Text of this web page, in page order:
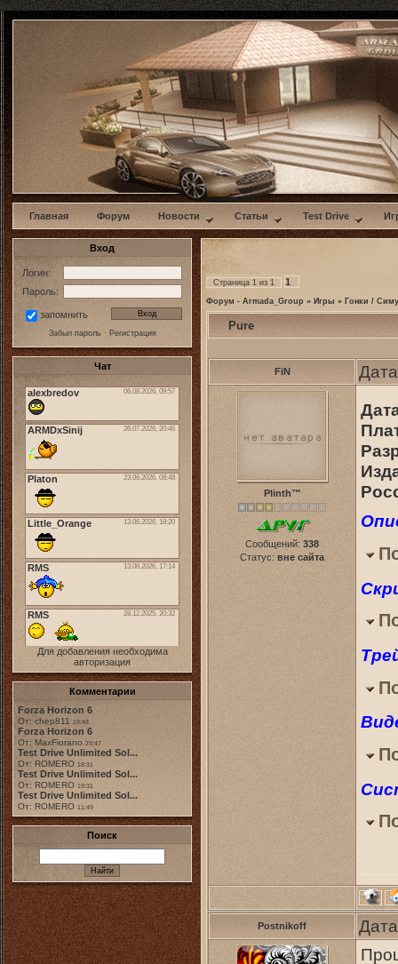
w
Главная Форум Новости Статьи Test Drive
Вход
Логин:
Пароль:
запомнить
Забыл пароль· Регистрация
Чат
Для добавления необходима
авторизация
Комментарии
Forza Horizon 6
От: chep811 19:48
Forza Horizon 6
От: MaxFiorano 23:47
Test Drive Unlimited Sol...
От: ROMERO 18:31
Test Drive Unlimited Sol...
От: ROMERO 19:31
Test Drive Unlimited Sol...
От: ROMERO 11:49
Поиск
Страница 1 из 1 1
Форум - Armada_Group » Игры » Гонки /
Pure
FiN
Plinth™
Сообщений: 338
Статус: вне сайта
Postnikoff